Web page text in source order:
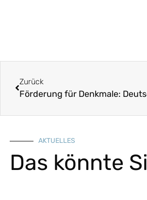
Zurück
AKTUELLES
Das könnte